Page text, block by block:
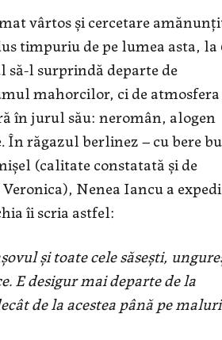
vârtos şi cercetare
timpuriu de pe lumea asta, la
l surprindă departe de
mahorcilor, ci de atmosfera
în jurul său: neromân, alogen
răgazul berlinez – cu bere
(calitate constatată şi de
Nenea Iancu a
îi scria astfel:
şi toate cele săseşti,
E desigur mai departe de la
de la acestea până pe